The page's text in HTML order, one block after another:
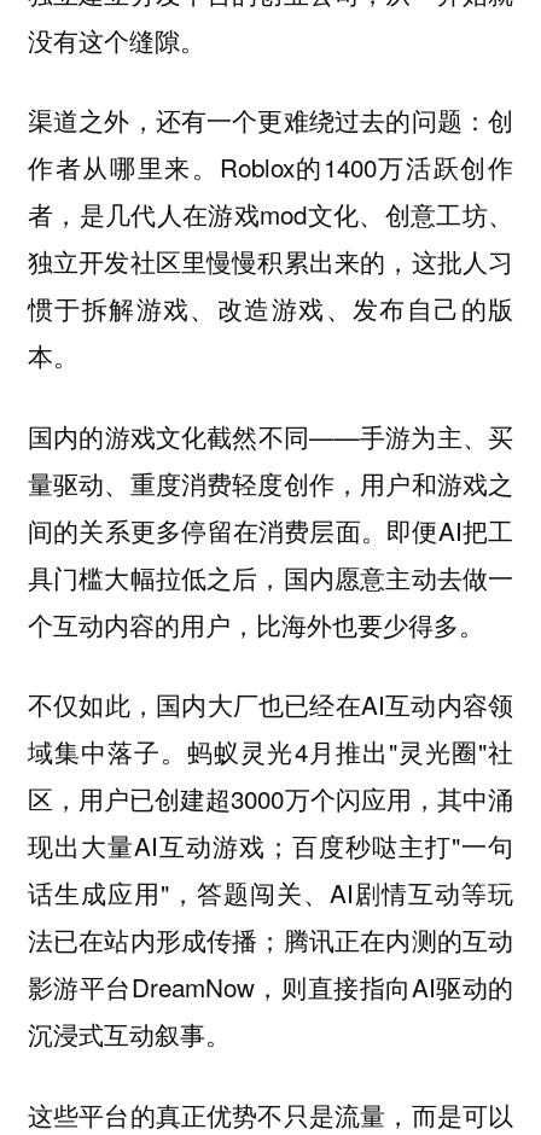
没有这个缝隙。
渠道之外，还有一个更难绕过去的问题：创
作者从哪里来。Roblox的1400万活跃创作
者，是几代人在游戏mod文化、创意工坊、
独立开发社区里慢慢积累出来的，这批人习
惯于拆解游戏、改造游戏、发布自己的版
本。
国内的游戏文化截然不同——手游为主、买
量驱动、重度消费轻度创作，用户和游戏之
间的关系更多停留在消费层面。即便AI把工
具门槛大幅拉低之后，国内愿意主动去做一
个互动内容的用户，比海外也要少得多。
不仅如此，国内大厂也已经在AI互动内容领
域集中落子。蚂蚁灵光4月推出"灵光圈"社
区，用户已创建超3000万个闪应用，其中涌
现出大量AI互动游戏；百度秒哒主打"一句
话生成应用"，答题闯关、AI剧情互动等玩
法已在站内形成传播；腾讯正在内测的互动
影游平台DreamNow，则直接指向AI驱动的
沉浸式互动叙事。
这些平台的真正优势不只是流量，而是可以